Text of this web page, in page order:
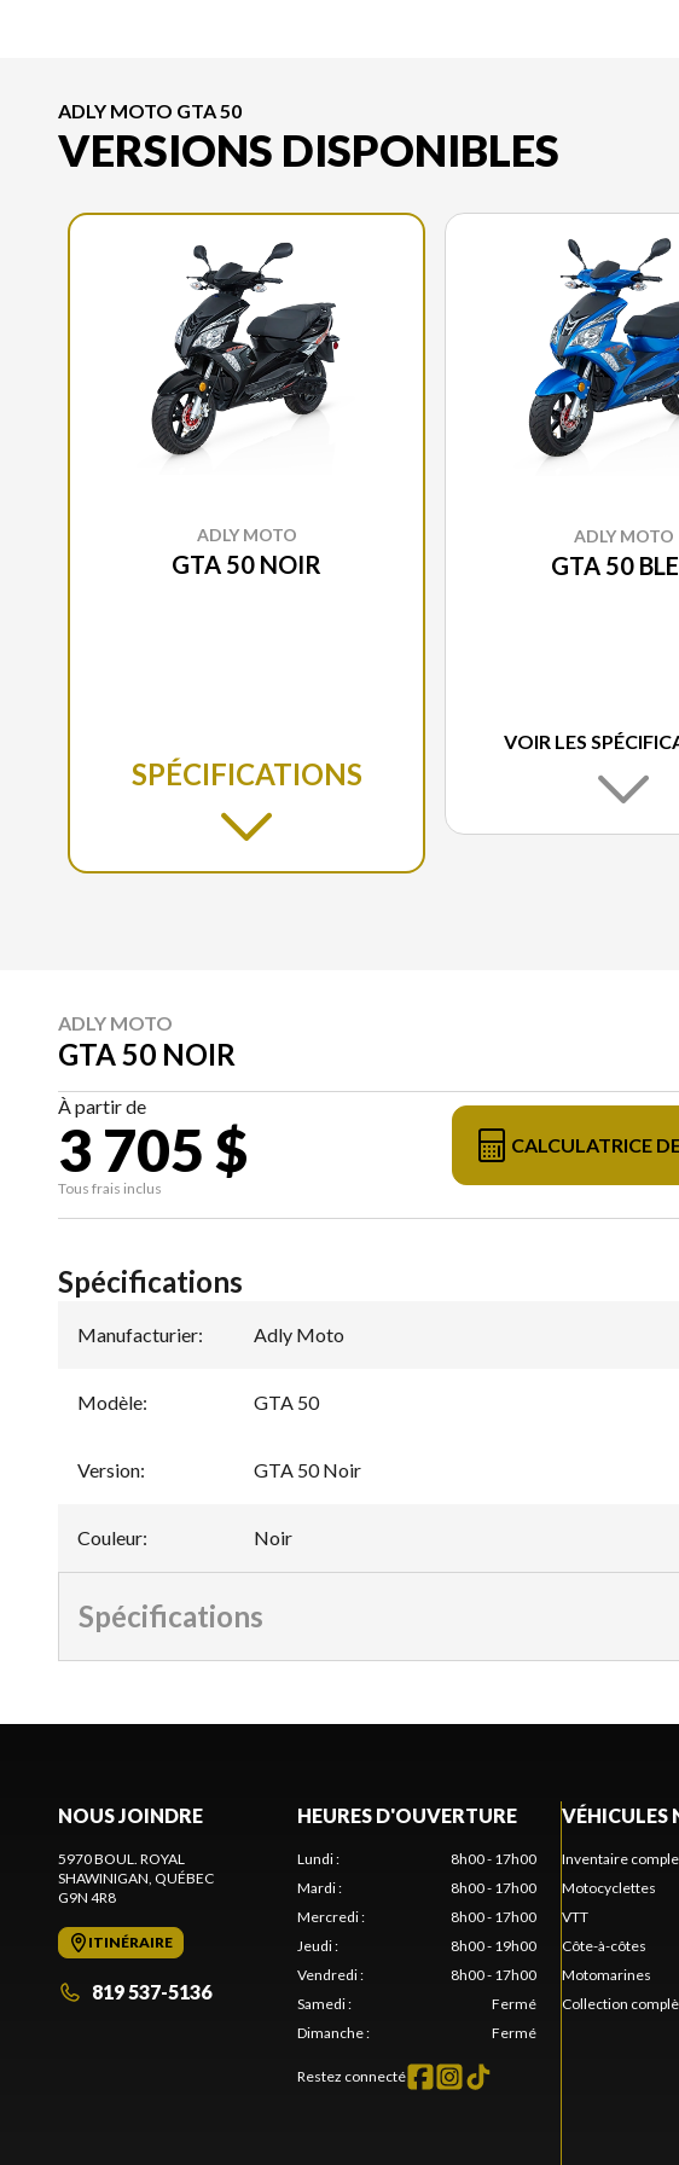
ADLY MOTO GTA 50
VERSIONS DISPONIBLES
ADLY MOTO
GTA 50 NOIR
SPÉCIFICATIONS
ADLY MOTO
GTA 50
VOIR LES
ADLY MOTO
GTA 50 NOIR
À partir de
3 705 $
Tous frais inclus
CALCULATRICE
Spécifications
Manufacturier: Adly Moto
Modèle: GTA 50
Version: GTA 50 Noir
Couleur: Noir
Spécifications
NOUS JOINDRE
5970 BOUL. ROYAL
SHAWINIGAN, QUÉBEC
G9N 4R8
ITINÉRAIRE
819 537-5136
HEURES D'OUVERTURE
Lundi:
8h00 - 17h00
Mardi:
8h00 - 17h00
Mercredi:
8h00 - 17h00
Jeudi:
8h00 - 19h00
Vendredi:
8h00 - 17h00
Samedi:
Fermé
Dimanche: Fermé
Restez connecté
VÉHICULES
Inventaire
Motocyclettes
VTT
Côte-à-côtes
Motomarines
Collection